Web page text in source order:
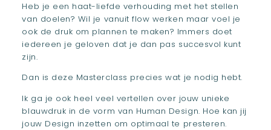
Heb je een haat-liefde verhouding met het stellen
van doelen? Wil je vanuit flow werken maar voel je
ook de druk om plannen te maken? Immers doet
iedereen je geloven dat je dan pas succesvol kunt
zijn.
Dan is deze Masterclass precies wat je nodig hebt.
Ik ga je ook heel veel vertellen over jouw unieke
blauwdruk in de vorm van Human Design. Hoe kan jij
jouw Design inzetten om optimaal te presteren.